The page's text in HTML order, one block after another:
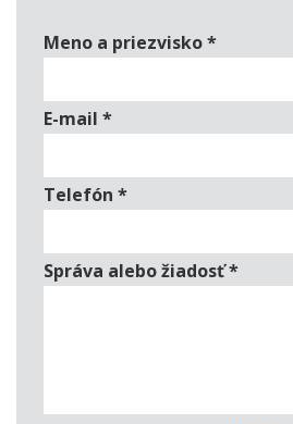
Meno a priezvisko*
E-mail *
Telefón *
Správa alebo žiadosť*